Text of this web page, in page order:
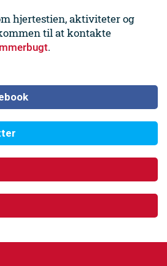
hjertestien, aktiviteter og
til at kontakte
.